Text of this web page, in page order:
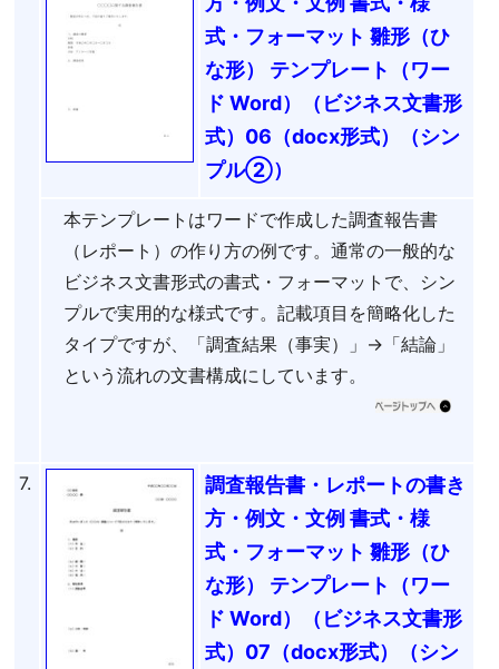
式・フォーマット 雛形（ひ
な形） テンプレート（ワー
ド Word）（ビジネス文書形
式）06（docx形式）（シン
プル②）
本テンプレートはワードで作成した調査報告書
（レポート）の作り方の例です。通常の一般的な
ビジネス文書形式の書式・フォーマットで、シン
プルで実用的な様式です。記載項目を簡略化した
タイプですが、「調査結果（事実）」→「結論」
という流れの文書構成にしています。
7.
調査報告書・レポートの書き
方・例文・文例 書式・様
式・フォーマット 雛形（ひ
な形） テンプレート（ワー
ド Word）（ビジネス文書形
式）07（docx形式）（シン